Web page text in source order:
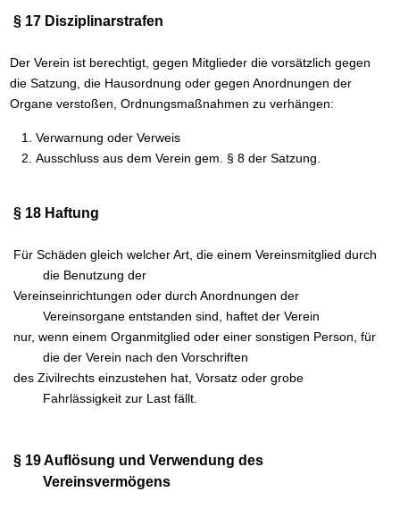
§ 17 Disziplinarstrafen
Der Verein ist berechtigt, gegen Mitglieder die vorsätzlich gegen
die Satzung, die Hausordnung oder gegen Anordnungen der
Organe verstoßen, Ordnungsmaßnahmen zu verhängen:
Verwarnung oder Verweis
Ausschluss aus dem Verein gem. § 8 der Satzung.
§ 18 Haftung
Für Schäden gleich welcher Art, die einem Vereinsmitglied durch
die Benutzung der
Vereinseinrichtungen oder durch Anordnungen der
Vereinsorgane entstanden sind, haftet der Verein
nur, wenn einem Organmitglied oder einer sonstigen Person, für
die der Verein nach den Vorschriften
des Zivilrechts einzustehen hat, Vorsatz oder grobe
Fahrlässigkeit zur Last fällt.
§ 19 Auflösung und Verwendung des
Vereinsvermögens